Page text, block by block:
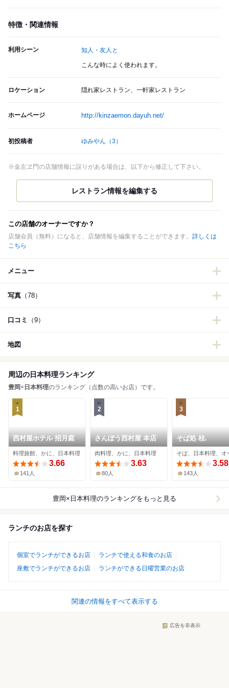
特徴・関連情報
利用シーン 知人・友人と
こんな時によく使われます。
ロケーション 隠れ家レストラン、一軒家レストラン
ホームページ http://kinzaemon.dayuh.net/
初投稿者 ゆみやん （3）
※金左ヱ門の店舗情報に誤りがある場合は、以下から修正して下さい。
この店舗のオーナーですか？
店舗会員（無料）になると、店舗情報を編集することができます。 詳しくは
こちら
メニュー
写真 （78）
口コミ （9）
地図
周辺の日本料理ランキング
豊岡 × 日本料理のランキング（点数の高いお店）です。
1
西村屋ホテル 招月庭
料理旅館、かに、日本料理
3.66
141人
2
さんぽう西村屋 本店
肉料理、かに、日本料理
3.63
80人
3
そば処 桂.
3.58
143人
豊岡×日本料理のランキングをもっと見る
ランチのお店を探す
個室でランチができるお店
ランチで使える和食のお店
座敷でランチができるお店
ランチができる日曜営業のお店
関連の情報をすべて表示する
広告を非表示